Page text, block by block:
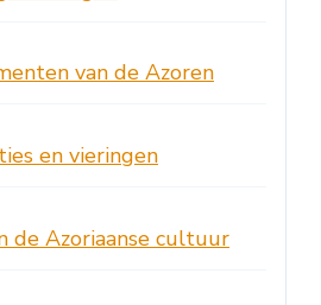
van de Azoren
en vieringen
de Azoriaanse cultuur